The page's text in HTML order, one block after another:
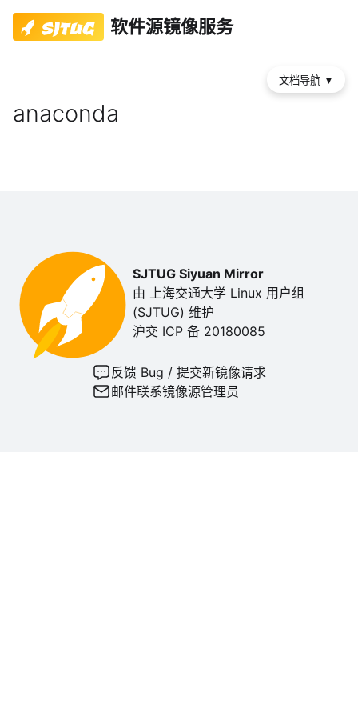
软件源镜像服务
文档导航 ▼
anaconda
SJTUG Siyuan Mirror
由 上海交通大学 Linux 用户组
(SJTUG) 维护
沪交 ICP 备 20180085
反馈 Bug / 提交新镜像请求
邮件联系镜像源管理员